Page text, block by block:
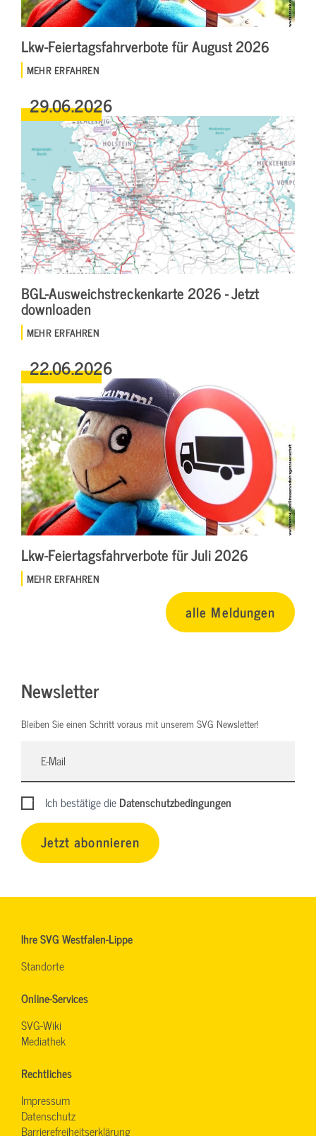
Lkw-Feiertagsfahrverbote für August 2026
MEHR ERFAHREN
29.06.2026
BGL-Ausweichstreckenkarte 2026 - Jetzt
downloaden
MEHR ERFAHREN
22.06.2026
Lkw-Feiertagsfahrverbote für Juli 2026
MEHR ERFAHREN
alle Meldungen
Newsletter
Bleiben Sie einen Schritt voraus mit unserem SVG Newsletter!
Ich bestätige dieDatenschutzbedingungen
Jetzt abonnieren
Ihre SVG Westfalen-Lippe
Standorte
Online-Services
SVG-Wiki
Mediathek
Rechtliches
Impressum
Datenschutz
Barrierefreiheitserklärung